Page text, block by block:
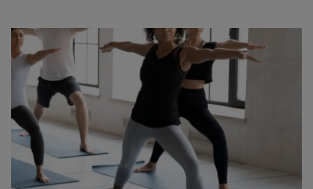
sera introduite pour les pharmaciens de garde.